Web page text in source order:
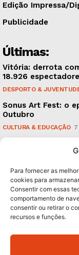
Para fornecer as
cookies para
Consentir com essas
comportamento de
consentir ou retirar o
recursos e funções.
Edição Impressa/
Publicidade
Últimas:
Vitória: derrota
18.926
DESPORTO &
Sonus Art Fest: o
Outubro
CULTURA & EDUCAÇÃO 7
Subscreva